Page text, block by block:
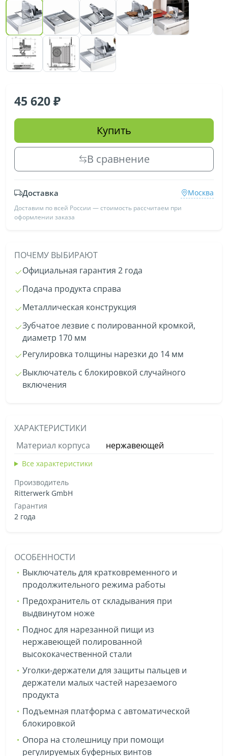
45 620
Купить
В сравнение
Доставка Москва
Доставим по всей России — стоимость рассчитаем при
оформлении заказа
ПОЧЕМУ ВЫБИРАЮТ
Официальная гарантия 2 года
Подача продукта справа
Металлическая конструкция
Зубчатое лезвие с полированной кромкой,
диаметр 170 мм
Регулировка толщины нарезки до 14 мм
Выключатель с блокировкой случайного
включения
ХАРАКТЕРИСТИКИ
Материал корпуса
нержавеющей
Все характеристики
Производитель
Ritterwerk GmbH
Гарантия
2 года
ОСОБЕННОСТИ
Выключатель для кратковременного и
продолжительного режима работы
Предохранитель от складывания при
выдвинутом ноже
Поднос для нарезанной пищи из
нержавеющей полированной
высококачественной стали
Уголки-держатели для защиты пальцев и
держатели малых частей нарезаемого
продукта
Подъемная платформа с автоматической
блокировкой
Опора на столешницу при помощи
регулируемых буферных винтов